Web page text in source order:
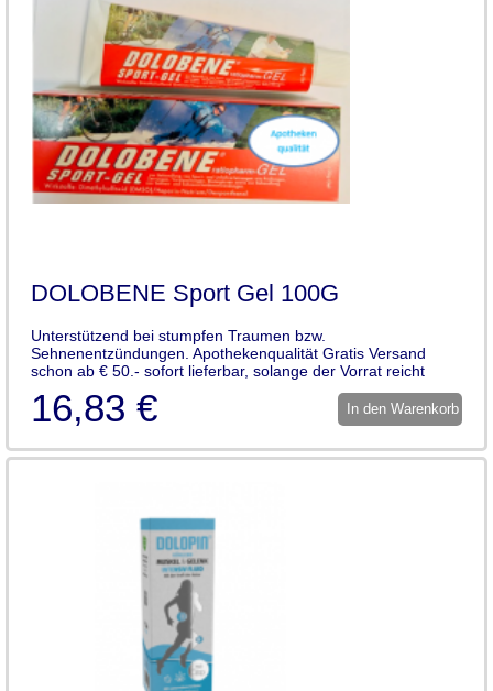
DOLOBENE Sport Gel 100G
Unterstützend bei stumpfen Traumen bzw.
Sehnenentzündungen. Apothekenqualität Gratis Versand
schon ab € 50.- sofort lieferbar, solange der Vorrat reicht
16,83 € In den Warenkorb